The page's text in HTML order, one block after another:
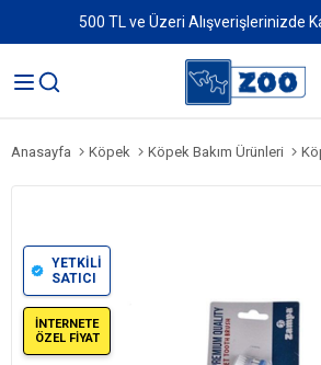
500 TL ve Üzeri Alışverişlerinizde
Anasayfa Köpek Köpek Bakım Ürünleri
YETKİLİ
SATICI
İNTERNETE
ÖZEL FİYAT